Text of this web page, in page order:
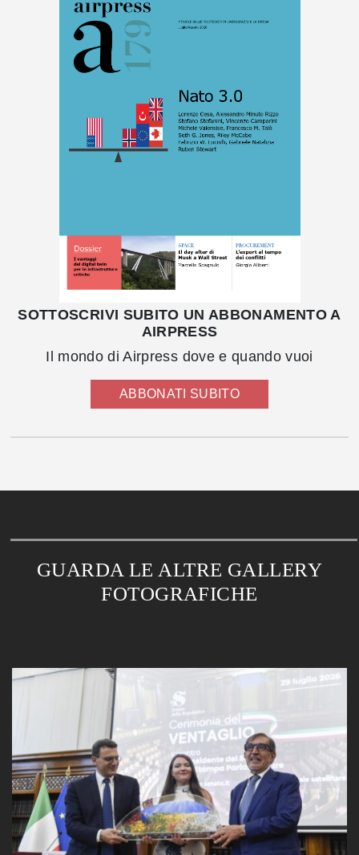
SOTTOSCRIVI SUBITO UN ABBONAMENTO A
AIRPRESS
Il mondo di Airpress dove e quando vuoi
ABBONATI SUBITO
GUARDA LE ALTRE GALLERY
FOTOGRAFICHE